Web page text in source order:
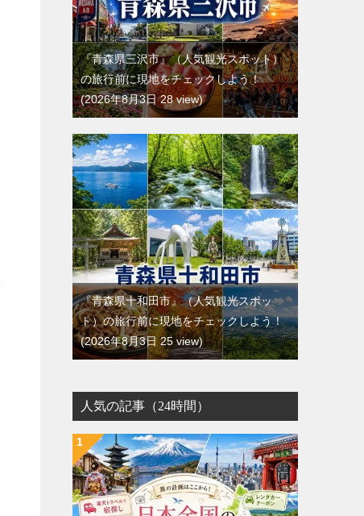
『青森県三沢市』（人気観光スポット）
の旅行前に現地をチェックしよう！
2026年8月3日 28 view
『青森県十和田市』（人気観光スポッ
ト）の旅行前に現地をチェックしよう！
2026年8月3日 25 view
人気の記事（24時間）